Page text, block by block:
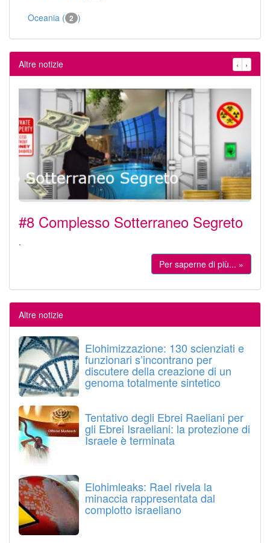
Oceania ( 2 )
Altre notizie ‹ ›
#8 Complesso Sotterraneo Segreto
.
Per saperne di più... »
Altre notizie
Elohimizzazione: 130 scienziati e
funzionari s’incontrano per
discutere della creazione di un
genoma totalmente sintetico
Tentativo degli Ebrei Raeliani per
gli Ebrei Israeliani: la protezione di
Israele è terminata
Elohimleaks: Rael rivela la
minaccia rappresentata dal
complotto israeliano